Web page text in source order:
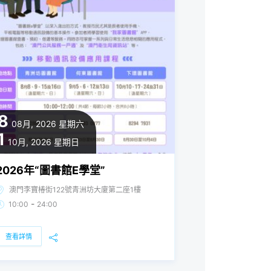
08月, 2026 星期六
10月, 2026 星期日
年“圖書館E學堂”
澳門李寶椿街122號青洲坊大廈第二座1樓
10:00 - 24:00
查看詳情